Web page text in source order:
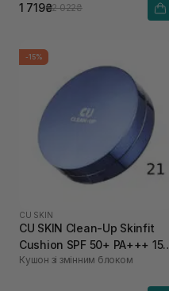
1 719₴2 022₴
-15%
CU SKIN
CU SKIN Clean-Up Skinfit
Cushion SPF 50+ PA+++ 15 г
+ 15 г 21 тон
Кушон зі змінним блоком